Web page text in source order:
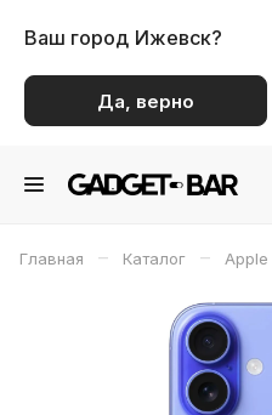
Ваш город Ижевск?
Да, верно
Главная – Каталог – Apple